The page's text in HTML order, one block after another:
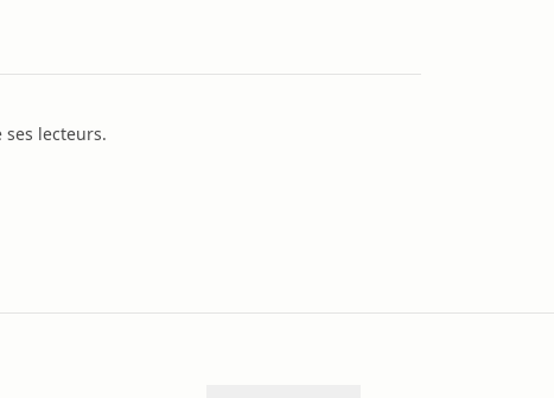
lecteurs.